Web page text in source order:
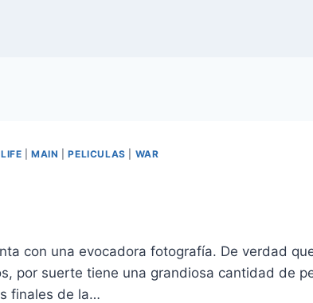
LIFE |MAIN |PELICULAS WAR
con una evocadora fotografía. De verdad
por suerte tiene una grandiosa cantidad de
finales de la…